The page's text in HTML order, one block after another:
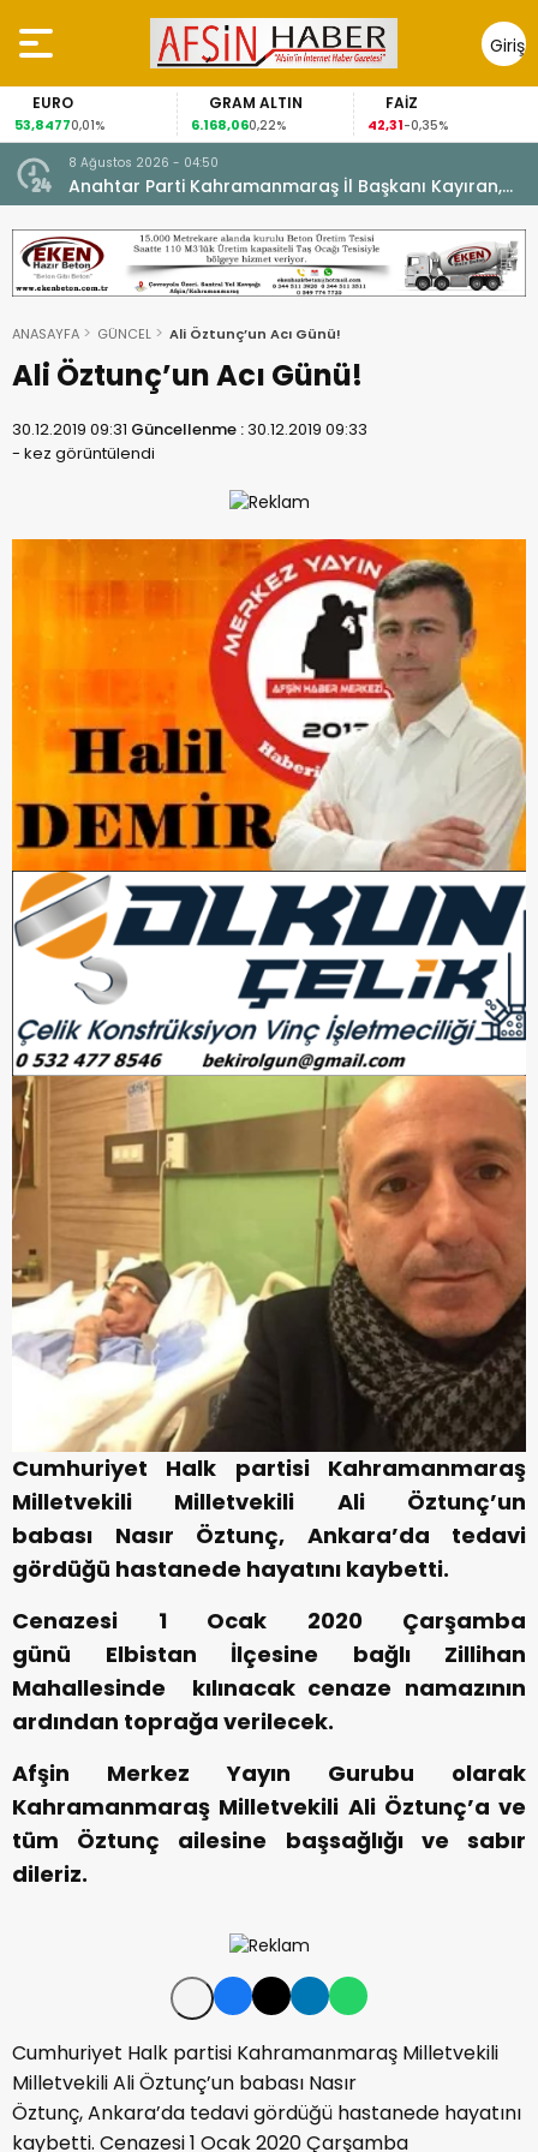
Giriş
Yap
EURO
53,84770,01%
GRAM ALTIN
6.168,060,22%
FAİZ
42,31-0,35%
8 Ağustos 2026 - 04:50
Anahtar Parti Kahramanmaraş İl Başkanı Kayıran,
Afşin Teşkilatı ile buluştu.
ANASAYFA GÜNCEL Ali Öztunç’un Acı Günü!
Ali Öztunç’un Acı Günü!
30.12.2019 09:31 Güncellenme :30.12.2019 09:33
- kez görüntülendi
Cumhuriyet Halk partisi Kahramanmaraş
Milletvekili Milletvekili Ali Öztunç’un
babası Nasır Öztunç, Ankara’da tedavi
gördüğü hastanede hayatını kaybetti.
Cenazesi 1 Ocak 2020 Çarşamba
günü Elbistan İlçesine bağlı Zillihan
Mahallesinde kılınacak cenaze namazının
ardından toprağa verilecek.
Afşin Merkez Yayın Gurubu olarak
Kahramanmaraş Milletvekili Ali Öztunç’a ve
tüm Öztunç ailesine başsağlığı ve sabır
dileriz.
Cumhuriyet Halk partisi Kahramanmaraş Milletvekili
Milletvekili Ali Öztunç’un babası Nasır
Öztunç, Ankara’da tedavi gördüğü hastanede hayatını
kaybetti. Cenazesi 1 Ocak 2020 Çarşamba